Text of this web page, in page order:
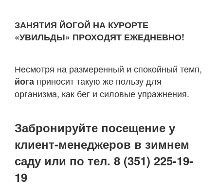
ЗАНЯТИЯ ЙОГОЙ НА КУРОРТЕ
«УВИЛЬДЫ» ПРОХОДЯТ ЕЖЕДНЕВНО!
Несмотря на размеренный и спокойный темп,
йога приносит такую же пользу для
организма, как бег и силовые упражнения.
Забронируйте посещение у
клиент-менеджеров в зимнем
саду или по тел. 8 (351) 225-19-
19